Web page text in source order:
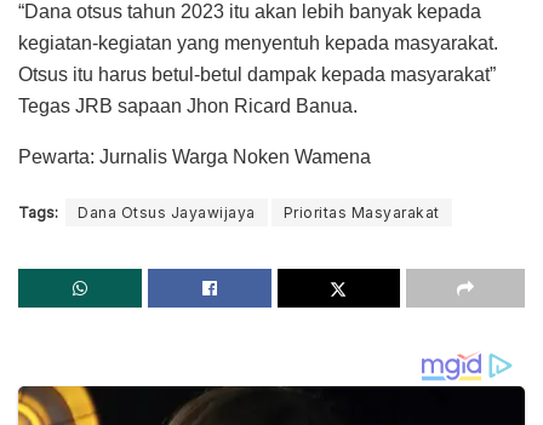
“Dana otsus tahun 2023 itu akan lebih banyak kepada
kegiatan-kegiatan yang menyentuh kepada masyarakat.
Otsus itu harus betul-betul dampak kepada masyarakat”
Tegas JRB sapaan Jhon Ricard Banua.
Pewarta: Jurnalis Warga Noken Wamena
Tags: Dana Otsus Jayawijaya Prioritas Masyarakat